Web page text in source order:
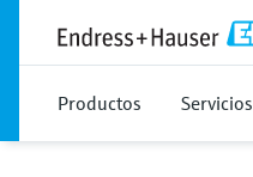
Productos Servicios